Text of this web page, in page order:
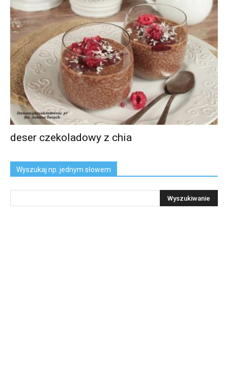
deser czekoladowy z chia
Wyszukaj np. jednym słowem